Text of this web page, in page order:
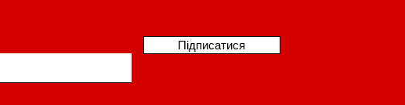
Підписатися